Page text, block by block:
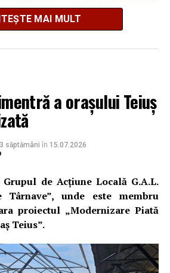
în Raportul de Mediu al
care prevede modernizarea
pentru îmbunătățirea
Iulia, Aiud, Cluj-Napoca, Turda și
context, autorii documentului
de reședința de județ se va
de transport cu
Teiuș beneficiază de o poziție
MAI MULT
a orașului Teiuș
săptămâni în 15.07.2026
de Acțiune Locală G.A.L.
unde este membru
proiectul „Modernizare Piată
Teius”.